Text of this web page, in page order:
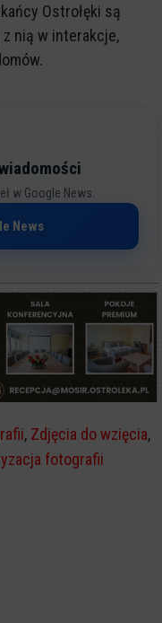
Ostrołęki są
nią w interakcje,
w Google News.
News
, Zdjęcia do wzięcia,
fotografii